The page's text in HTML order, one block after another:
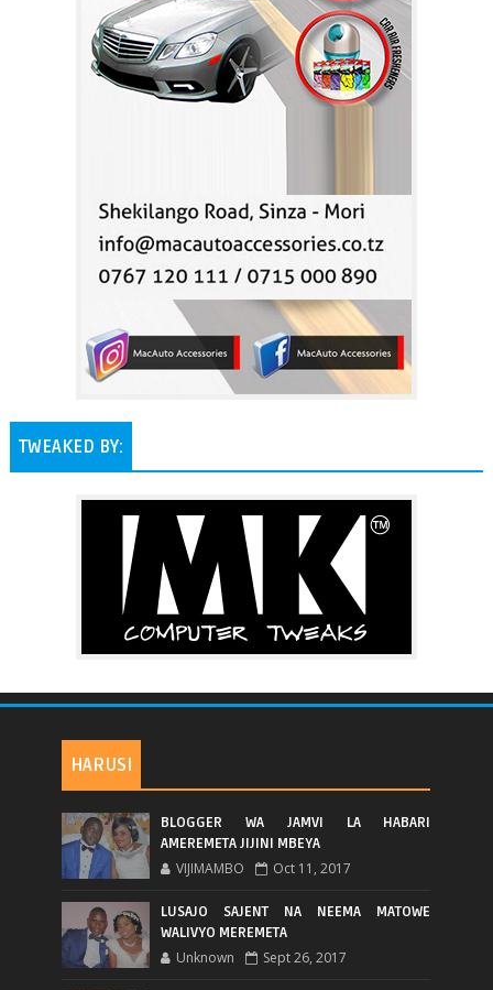
TWEAKED BY:
HARUSI
BLOGGER WA JAMVI LA HABARI
AMEREMETA JIJINI MBEYA
VIJIMAMBO Oct 11, 2017
LUSAJO SAJENT NA NEEMA MATOWE
WALIVYO MEREMETA
Unknown Sept 26, 2017